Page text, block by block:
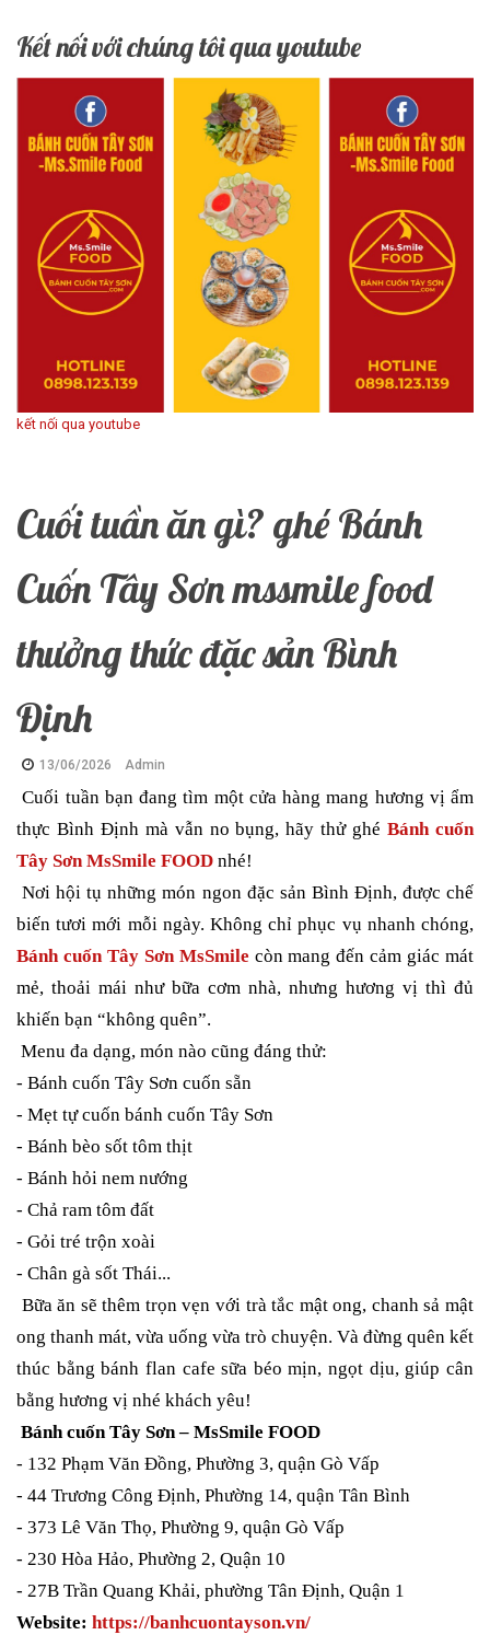
Kết nối với chúng tôi qua youtube
kết nối qua youtube
Cuối tuần ăn gì? ghé Bánh
Cuốn Tây Sơn mssmile food
thưởng thức đặc sản Bình
Định
13/06/2026 Admin
Cuối tuần bạn đang tìm một cửa hàng mang hương vị ẩm
thực Bình Định mà vẫn no bụng, hãy thử ghéBánh cuốn
Tây Sơn MsSmile FOOD nhé!
Nơi hội tụ những món ngon đặc sản Bình Định, được chế
biến tươi mới mỗi ngày. Không chỉ phục vụ nhanh chóng,
Bánh cuốn Tây Sơn MsSmile còn mang đến cảm giác mát
mẻ, thoải mái như bữa cơm nhà, nhưng hương vị thì đủ
khiến bạn “không quên”.
Menu đa dạng, món nào cũng đáng thử:
- Bánh cuốn Tây Sơn cuốn sẵn
- Mẹt tự cuốn bánh cuốn Tây Sơn
- Bánh bèo sốt tôm thịt
- Bánh hỏi nem nướng
- Chả ram tôm đất
- Gỏi tré trộn xoài
- Chân gà sốt Thái...
Bữa ăn sẽ thêm trọn vẹn với trà tắc mật ong, chanh sả mật
ong thanh mát, vừa uống vừa trò chuyện. Và đừng quên kết
thúc bằng bánh flan cafe sữa béo mịn, ngọt dịu, giúp cân
bằng hương vị nhé khách yêu!
Bánh cuốn Tây Sơn – MsSmile FOOD
- 132 Phạm Văn Đồng, Phường 3, quận Gò Vấp
- 44 Trương Công Định, Phường 14, quận Tân Bình
- 373 Lê Văn Thọ, Phường 9, quận Gò Vấp
- 230 Hòa Hảo, Phường 2, Quận 10
- 27B Trần Quang Khải, phường Tân Định, Quận 1
Website: https://banhcuontayson.vn/